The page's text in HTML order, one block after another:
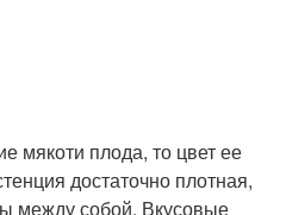
мякоти плода, то цвет ее
достаточно плотная,
между собой. Вкусовые